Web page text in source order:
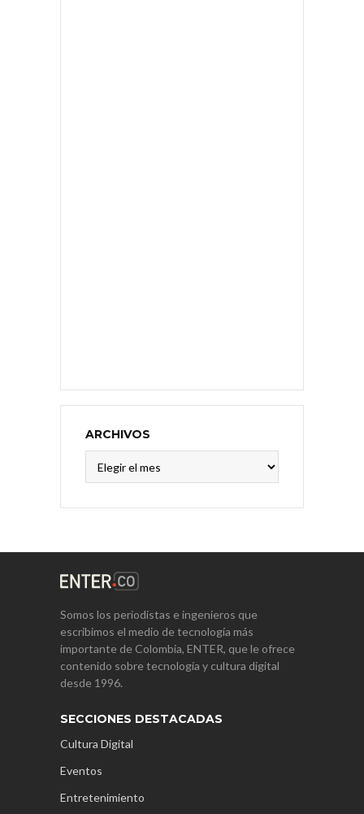
ARCHIVOS
Somos los periodistas e ingenieros que
escribimos el medio de tecnología más
importante de Colombia, ENTER, que le ofrece
contenido sobre tecnología y cultura digital
desde 1996.
SECCIONES DESTACADAS
Cultura Digital
Eventos
Entretenimiento